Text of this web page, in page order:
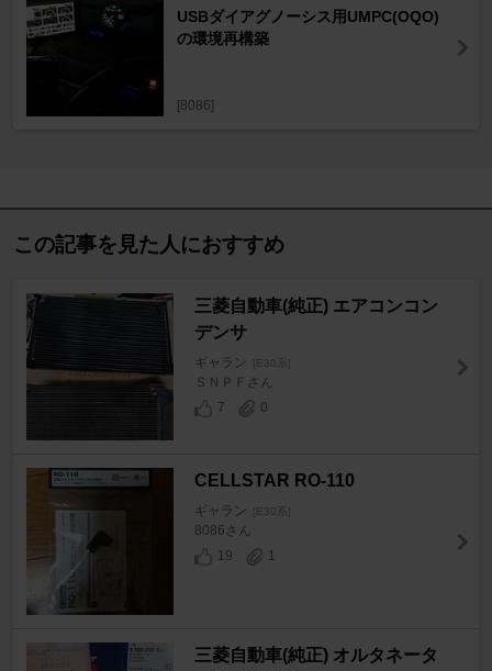
USBダイアグノーシス用UMPC(OQO)
の環境再構築
[8086]
この記事を見た人におすすめ
三菱自動車(純正) エアコンコン
デンサ
ギャラン [E30系]
ＳＮＰＦさん
7
0
CELLSTAR RO-110
ギャラン [E30系]
8086さん
19
1
三菱自動車(純正) オルタネータ